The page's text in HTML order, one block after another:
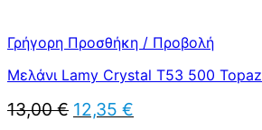
Γρήγορη Προσθήκη / Προβολή
Μελάνι Lamy Crystal T53 500 Topaz
13,00€ Original
price
12,35 €